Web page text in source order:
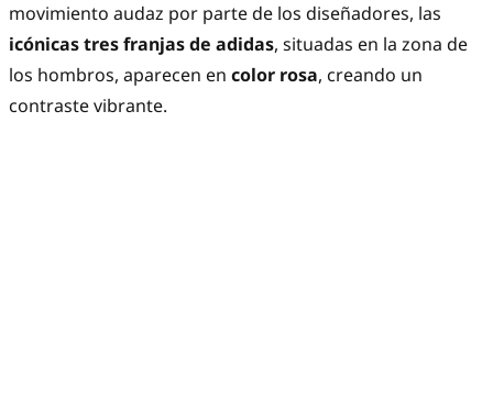
movimiento audaz por parte de los diseñadores, las
icónicas tres franjas de adidas, situadas en la zona de
los hombros, aparecen en color rosa, creando un
contraste vibrante.